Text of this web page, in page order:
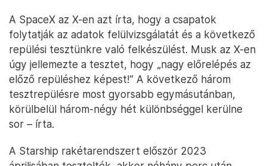
A SpaceX az X-en azt írta, hogy a csapatok
folytatják az adatok felülvizsgálatát és a következő
repülési tesztünkre való felkészülést. Musk az X-en
úgy jellemezte a tesztet, hogy „nagy előrelépés az
előző repüléshez képest!” A következő három
tesztrepülésre most gyorsabb egymásutánban,
körülbelül három-négy hét különbséggel kerülne
sor – írta.
A Starship rakétarendszert először 2023